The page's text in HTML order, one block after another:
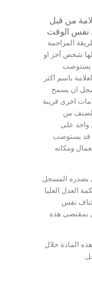
العلامة من قبل
نفس الوقت
المزاحمة
شخص آخر او
يستوصب
باسم اكثر
ان يسمح
اخرى قريبة
الصنف من
واحد على
قد يستوصب
ومكانه
يصدره المسجل
العدل العليا
نفس
بمقتضى هذه
المادة خلال